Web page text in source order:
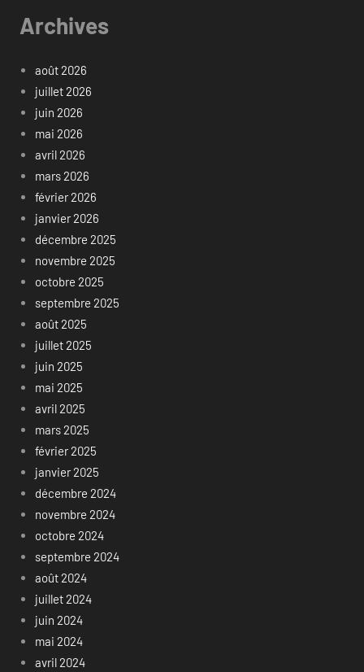
Archives
août 2026
juillet 2026
juin 2026
mai 2026
avril 2026
mars 2026
février 2026
janvier 2026
décembre 2025
novembre 2025
octobre 2025
septembre 2025
août 2025
juillet 2025
juin 2025
mai 2025
avril 2025
mars 2025
février 2025
janvier 2025
décembre 2024
novembre 2024
octobre 2024
septembre 2024
août 2024
juillet 2024
juin 2024
mai 2024
avril 2024